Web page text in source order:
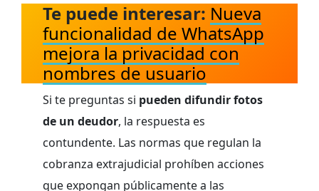
Te puede interesar: Nueva
funcionalidad de WhatsApp
mejora la privacidad con
nombres de usuario
Si te preguntas si pueden difundir fotos
de un deudor, la respuesta es
contundente. Las normas que regulan la
cobranza extrajudicial prohíben acciones
que expongan públicamente a las